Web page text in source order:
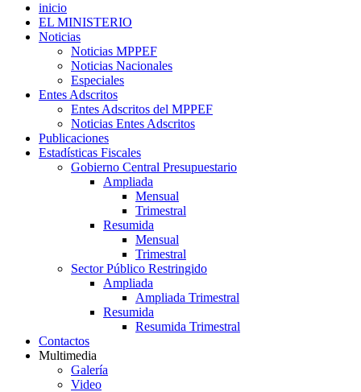
inicio
EL MINISTERIO
Noticias
Noticias MPPEF
Noticias Nacionales
Especiales
Entes Adscritos
Entes Adscritos del MPPEF
Noticias Entes Adscritos
Publicaciones
Estadísticas Fiscales
Gobierno Central Presupuestario
Ampliada
Mensual
Trimestral
Resumida
Mensual
Trimestral
Sector Público Restringido
Ampliada
Ampliada Trimestral
Resumida
Resumida Trimestral
Contactos
Multimedia
Galería
Video